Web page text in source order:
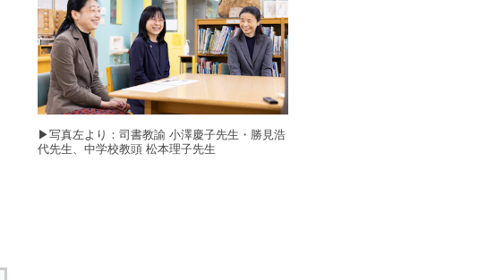
▶︎写真左より：司書教諭 小澤慶子先生・勝見浩
代先生、中学校教頭 松本理子先生